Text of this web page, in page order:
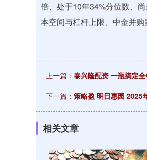
倍、处于10年34%分位数、
本空间与杠杆上限、中金并
上一篇： 泰兴隆配资 一瓶搞定
下一篇： 策略盈 明日惠园 2025
相关文章